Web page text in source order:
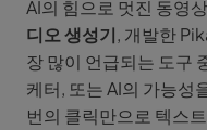
AI의 힘으로 멋진 동영
디오 생성기, 개발한
장 많이 언급되는 도구
케터, 또는 AI의 가능성
번의 클릭만으로 텍스